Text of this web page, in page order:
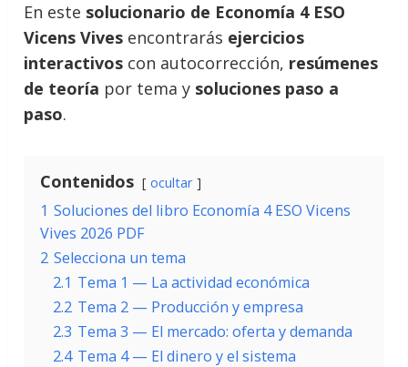
En este solucionario de Economía 4 ESO
Vicens Vives encontrarás ejercicios
interactivos con autocorrección, resúmenes
de teoría por tema y soluciones paso a
paso.
Contenidos ocultar
1 Soluciones del libro Economía 4 ESO Vicens
Vives 2026 PDF
2 Selecciona un tema
2.1 Tema 1 — La actividad económica
2.2 Tema 2 — Producción y empresa
2.3 Tema 3 — El mercado: oferta y demanda
2.4 Tema 4 — El dinero y el sistema